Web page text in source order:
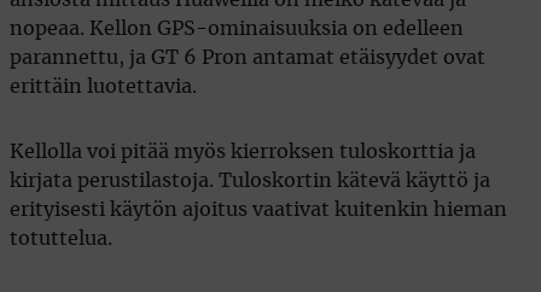
nopeaa. Kellon GPS-ominaisuuksia on edelleen
parannettu, ja GT 6 Pron antamat etäisyydet ovat
erittäin luotettavia.
Kellolla voi pitää myös kierroksen tuloskorttia ja
kirjata perustilastoja. Tuloskortin kätevä käyttö ja
erityisesti käytön ajoitus vaativat kuitenkin hieman
totuttelua.